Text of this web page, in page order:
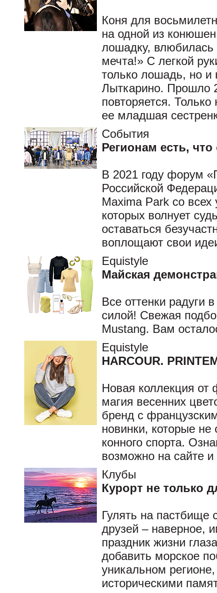
Коня для
на одной из
лошадку, влюбилась
мечта!» С легкой
только лошадь, но и
Лыткарино. Прошло
повторяется.
ее младшая
События
Регионам есть, что
В 2021 году форум
Российской
Maxima Park со
которых волнует
оставаться
воплощают свои
Equistyle
Майская
Все оттенки радуги
силой! Свежая
Mustang. Вам
Equistyle
HARCOUR.
Новая коллекция от
магия весенних
бренд с
новинки, которые
конного спорта.
возможно на сайте
Клубы
Курорт не только
Гулять на пастбище
друзей – наверное,
праздник жизни
добавить морское
уникальном
историческими